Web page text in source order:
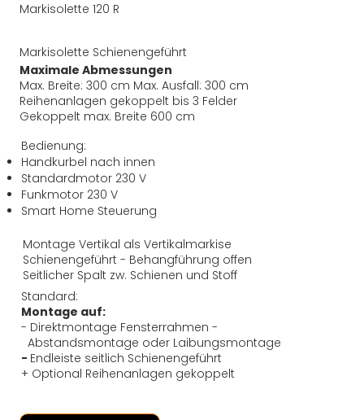
Markisolette 120 R
Markisolette Schienengeführt
Maximale Abmessungen
Max. Breite: 300 cm Max. Ausfall: 300 cm
Reihenanlagen gekoppelt bis 3 Felder
Gekoppelt max. Breite 600 cm
Bedienung:
Handkurbel nach innen
Standardmotor 230 V
Funkmotor 230 V
Smart Home Steuerung
Montage Vertikal als Vertikalmarkise
Schienengeführt - Behangführung offen
Seitlicher Spalt zw. Schienen und Stoff
Standard:
Montage auf:
- Direktmontage Fensterrahmen -
Abstandsmontage oder Laibungsmontage
- Endleiste seitlich Schienengeführt
+ Optional Reihenanlagen gekoppelt